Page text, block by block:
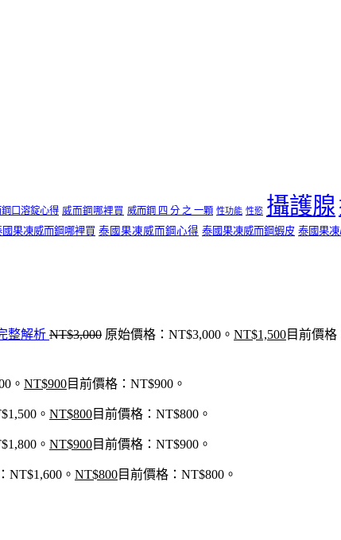
鋼口溶錠心得 威而鋼哪裡買 威而鋼 四 分 之 一顆 性功能 性慾 攝護腺
國果凍威而鋼哪裡買 泰國果凍威而鋼心得 泰國果凍威而鋼蝦皮 泰國果
整解析 NT$3,000 原始價格：NT$3,000。 NT$1,500目前價格
。 NT$900目前價格：NT$900。
。 NT$800目前價格：NT$800。
。 NT$900目前價格：NT$900。
NT$1,600。 NT$800目前價格：NT$800。